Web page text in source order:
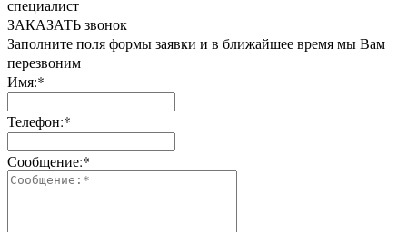
специалист
ЗАКАЗАТЬ звонок
Заполните поля формы заявки и в ближайшее время мы Вам
перезвоним
Имя:*
Телефон:*
Сообщение:*